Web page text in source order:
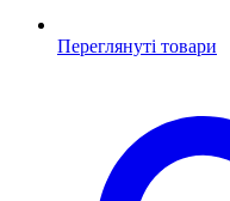
Переглянуті товари